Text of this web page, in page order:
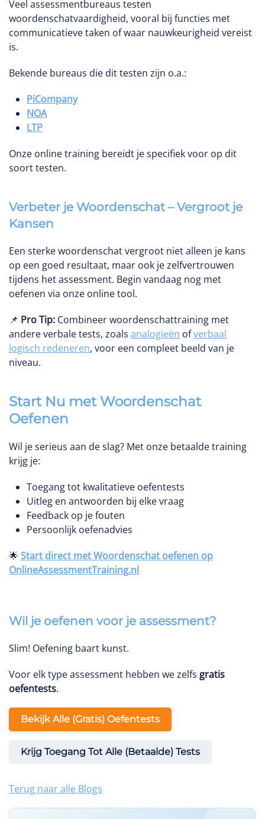
Veel assessmentbureaus testen
woordenschatvaardigheid, vooral bij functies met
communicatieve taken of waar nauwkeurigheid vereist
is.
Bekende bureaus die dit testen zijn o.a.:
PiCompany
NOA
LTP
Onze online training bereidt je specifiek voor op dit
soort testen.
Verbeter je Woordenschat – Vergroot je
Kansen
Een sterke woordenschat vergroot niet alleen je kans
op een goed resultaat, maar ook je zelfvertrouwen
tijdens het assessment. Begin vandaag nog met
oefenen via onze online tool.
📌 Pro Tip: Combineer woordenschattraining met
andere verbale tests, zoals analogieën ofverbaal
logisch redeneren, voor een compleet beeld van je
niveau.
Start Nu met Woordenschat
Oefenen
Wil je serieus aan de slag? Met onze betaalde training
krijg je:
Toegang tot kwalitatieve oefentests
Uitleg en antwoorden bij elke vraag
Feedback op je fouten
Persoonlijk oefenadvies
🌟 Start direct met Woordenschat oefenen op
OnlineAssessmentTraining.nl
Wil je oefenen voor je assessment?
Slim! Oefening baart kunst.
Voor elk type assessment hebben we zelfs gratis
oefentests.
Bekijk Alle (gratis) Oefentests
Krijg Toegang Tot Alle (betaalde) Tests
Terug naar alle Blogs